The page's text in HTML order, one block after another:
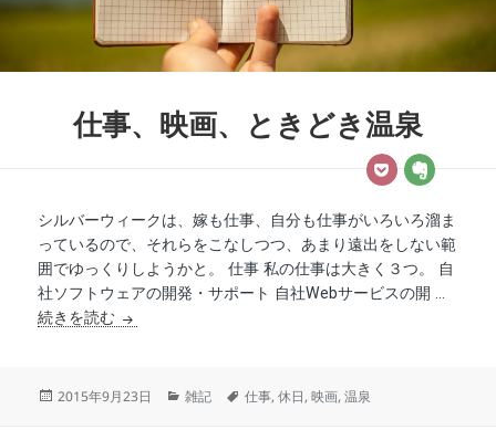
仕事、映画、ときどき温泉
に保
存
シルバーウィークは、嫁も仕事、自分も仕事がいろいろ溜ま
っているので、それらをこなしつつ、あまり遠出をしない範
囲でゆっくりしようかと。 仕事 私の仕事は大きく３つ。 自
社ソフトウェアの開発・サポート 自社Webサービスの開 …
続きを読む 仕事、映画、ときどき温泉
投
2015年9月23日
カ
雑記
タ
仕事,休日,映画,温泉